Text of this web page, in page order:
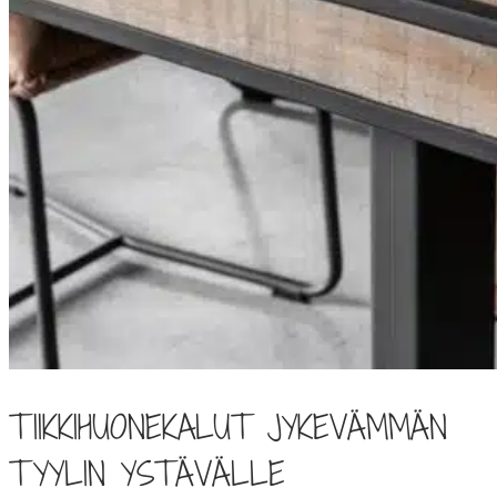
TIIKKIHUONEKALUT JYKEVÄMMÄN
TYYLIN YSTÄVÄLLE